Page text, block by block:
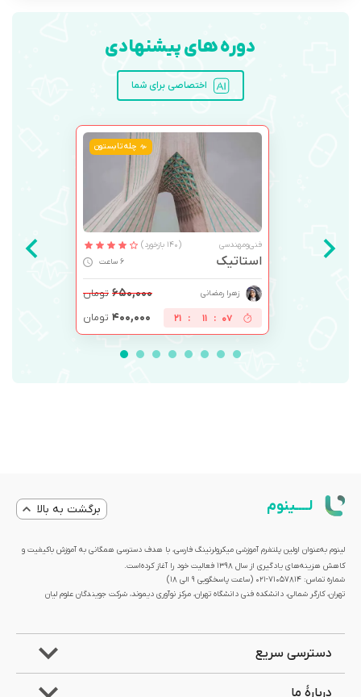
دوره های پیشنهادی
اختصاصی برای شما
چله تابستون
فنی‌ومهندسی (140 بازخورد)
استاتیک 6 ساعت
زهرا رمضانی ۶۵۰,۰۰۰ تومان
07
:
11
:
21 ۴۰۰,۰۰۰ تومان
لــــینوم برگشت به بالا
لینوم به‌عنوان اولین پلتفرم آموزشی میکرولرنینگ فارسی، با هدف دسترسی همگانی به آموزش باکیفیت و
کاهش هزینه‌های یادگیری از سال 1398 فعالیت خود را آغاز کرده‌است.
شماره تماس: 71057814-021 (ساعت پاسخگویی ۹ الی ۱۸)
تهران، کارگر شمالی، دانشکده فنی دانشگاه تهران، مرکز نوآوری دیموند، شرکت جویندگان علوم لیان
دسترسی سریع
دربارۀ ما